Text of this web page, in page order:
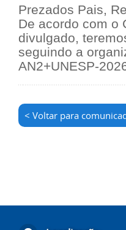
Prezados Pais,
De acordo com o
divulgado,
seguindo a
AN2+UNESP-
< Voltar para